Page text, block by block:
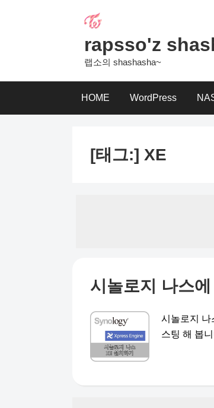
rapsso'z
랩소의 shashasha~
HOME WordPress
[태그:] XE
시놀로지 나스
시놀로지 나
스팅 해 봅